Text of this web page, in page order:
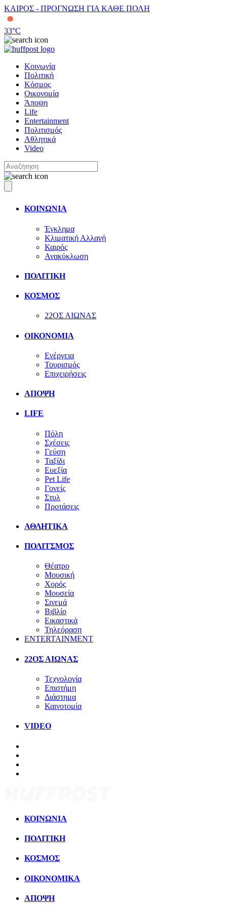
ΚΑΙΡΟΣ - ΠΡΟΓΝΩΣΗ ΓΙΑ ΚΑΘΕ ΠΟΛΗ
33°C
Κοινωνία
Πολιτική
Κόσμος
Οικονομία
Άποψη
Life
Entertainment
Πολιτισμός
Αθλητικά
Video
ΚΟΙΝΩΝΙΑ
Έγκλημα
Κλιματική Αλλαγή
Καιρός
Ανακύκλωση
ΠΟΛΙΤΙΚΗ
ΚΟΣΜΟΣ
22ΟΣ ΑΙΩΝΑΣ
ΟΙΚΟΝΟΜΙΑ
Ενέργεια
Τουρισμός
Επιχειρήσεις
ΑΠΟΨΗ
LIFE
Πόλη
Σχέσεις
Γεύση
Ταξίδι
Ευεξία
Pet Life
Γονείς
Στυλ
Προτάσεις
ΑΘΛΗΤΙΚΑ
ΠΟΛΙΤΣΜΟΣ
Θέατρο
Μουσική
Χορός
Μουσεία
Σινεμά
Βιβλίο
Εικαστικά
Τηλεόραση
ENTERTAINMENT
22ΟΣ ΑΙΩΝΑΣ
Τεχνολογία
Επιστήμη
Διάστημα
Καινοτομία
VIDEO
ΚΟΙΝΩΝΙΑ
ΠΟΛΙΤΙΚΗ
ΚΟΣΜΟΣ
ΟΙΚΟΝΟΜΙΚΑ
ΑΠΟΨΗ